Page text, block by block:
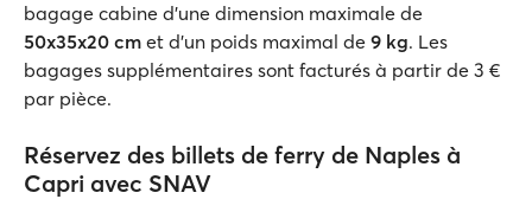
bagage cabine d'une dimension maximale de
50x35x20 cm et d'un poids maximal de 9 kg. Les
bagages supplémentaires sont facturés à partir de 3 €
par pièce.
Réservez des billets de ferry de Naples à
Capri avec SNAV